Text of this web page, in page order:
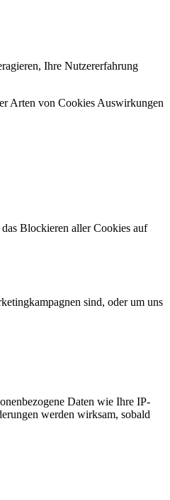
Ihre Nutzererfahrung
Arten von Cookies Auswirkungen
Blockieren aller Cookies auf
sind, oder um uns
Daten wie Ihre IP-
werden wirksam, sobald